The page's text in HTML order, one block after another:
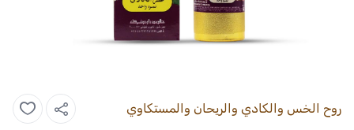
روح الخس والكادي والريحان والمستكاوي